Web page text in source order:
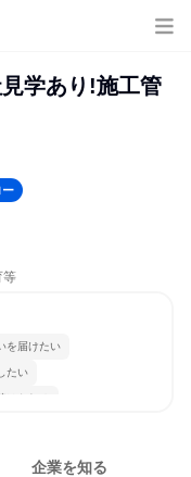
見学あり!施工管
ー
等
を届けたい
たい
けられる
企業を知る